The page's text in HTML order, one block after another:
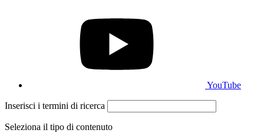
YouTube
Inserisci i termini di ricerca
Seleziona il tipo di contenuto